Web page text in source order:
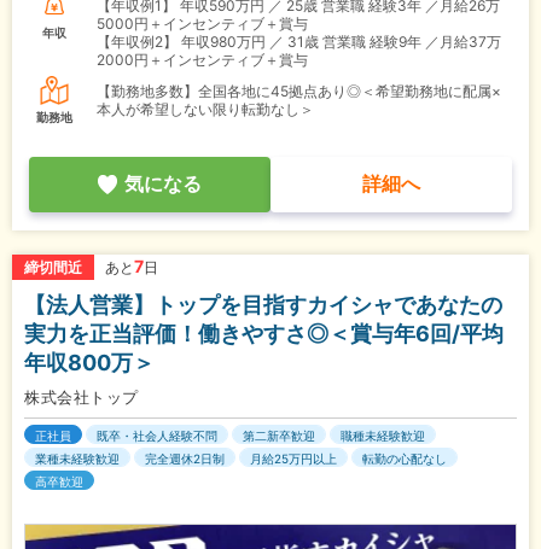
年収
【年収例1】
年収590万円 ／ 25歳 営業職 経験3年 ／月給26万
5000円＋インセンティブ＋賞与
【年収例2】
年収980万円 ／ 31歳 営業職 経験9年 ／月給37万
2000円＋インセンティブ＋賞与
勤務地
【勤務地多数】全国各地に45拠点あり◎＜希望勤務地に配属×
本人が希望しない限り転勤なし＞
気になる 詳細へ
締切間近 あと 7日
【法人営業】トップを目指すカイシャであなたの
実力を正当評価！働きやすさ◎＜賞与年6回/平均
年収800万＞
株式会社トップ
正社員 既卒・社会人経験不問 第二新卒歓迎
職種未経験歓迎
業種未経験歓迎
完全週休2日制 月給25万円以上
転勤の心配なし
高卒歓迎